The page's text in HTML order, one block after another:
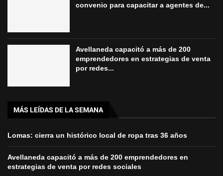
convenio para capacitar a agentes de...
Avellaneda capacitó a más de 200
emprendedores en estrategias de venta
por redes...
MÁS LEÍDAS DE LA SEMANA
Lomas: cierra un histórico local de ropa tras 36 años
Avellaneda capacitó a más de 200 emprendedores en
estrategias de venta por redes sociales